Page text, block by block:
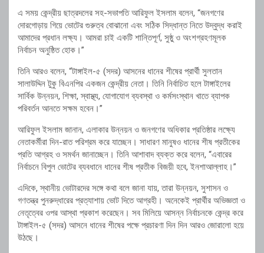
এ সময় কেন্দ্রীয় ছাত্রদলের সহ-সভাপতি আরিফুল ইসলাম বলেন, “জনগণের
দোরগোড়ায় গিয়ে ভোটের গুরুত্ব বোঝানো এবং সঠিক সিদ্ধান্ত নিতে উদ্বুদ্ধ করাই
আমাদের প্রধান লক্ষ্য। আমরা চাই একটি শান্তিপূর্ণ, সুষ্ঠু ও অংশগ্রহণমূলক
নির্বাচন অনুষ্ঠিত হোক।”
তিনি আরও বলেন, “টাঙ্গাইল-৫ (সদর) আসনের ধানের শীষের প্রার্থী সুলতান
সালাউদ্দিন টুকু বিএনপির একজন কেন্দ্রীয় নেতা। তিনি নির্বাচিত হলে টাঙ্গাইলের
সার্বিক উন্নয়ন, শিক্ষা, স্বাস্থ্য, যোগাযোগ ব্যবস্থা ও কর্মসংস্থান খাতে ব্যাপক
পরিবর্তন আনতে সক্ষম হবেন।”
আরিফুল ইসলাম জানান, এলাকার উন্নয়ন ও জনগণের অধিকার প্রতিষ্ঠার লক্ষ্যে
নেতাকর্মীরা দিন-রাত পরিশ্রম করে যাচ্ছেন। সাধারণ মানুষও ধানের শীষ প্রতীকের
প্রতি আগ্রহ ও সমর্থন জানাচ্ছেন। তিনি আশাবাদ ব্যক্ত করে বলেন, “এবারের
নির্বাচনে বিপুল ভোটের ব্যবধানে ধানের শীষ প্রতীক বিজয়ী হবে, ইনশাআল্লাহ।”
এদিকে, স্থানীয় ভোটারদের সঙ্গে কথা বলে জানা যায়, তারা উন্নয়ন, সুশাসন ও
গণতন্ত্র পুনরুদ্ধারের প্রত্যাশায় ভোট দিতে আগ্রহী। অনেকেই প্রার্থীর অভিজ্ঞতা ও
নেতৃত্বের ওপর আস্থা প্রকাশ করেছেন। সব মিলিয়ে আসন্ন নির্বাচনকে কেন্দ্র করে
টাঙ্গাইল-৫ (সদর) আসনে ধানের শীষের পক্ষে প্রচারণা দিন দিন আরও জোরালো হয়ে
উঠছে।